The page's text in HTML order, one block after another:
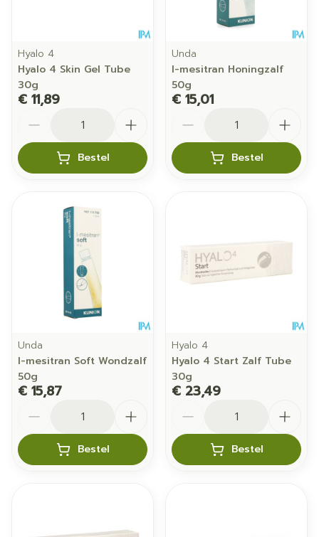
Hyalo 4
Hyalo 4 Skin Gel Tube
30g
€ 11,89
Bestel
Unda
l-mesitran Honingzalf
50g
€ 15,01
Bestel
Unda
l-mesitran Soft Wondzalf
50g
€ 15,87
Bestel
Hyalo 4
Hyalo 4 Start Zalf Tube
30g
€ 23,49
Bestel